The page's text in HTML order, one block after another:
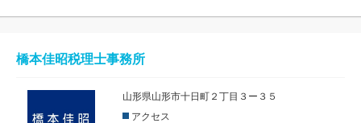
橋本佳昭税理士事務所
山形県山形市十日町２丁目３ー３５
アクセス